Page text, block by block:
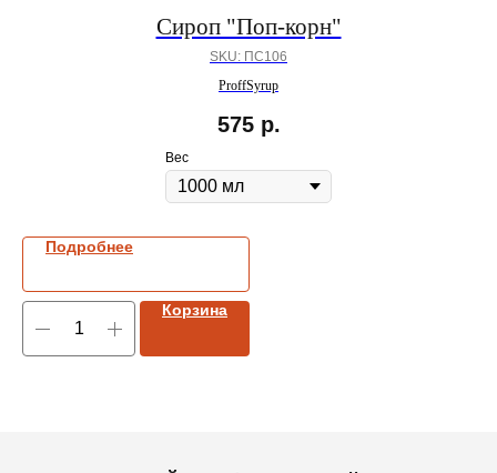
Сироп "Поп-корн"
SKU: ПС106
ProffSyrup
575 р.
Вес
Подробнее
Корзина